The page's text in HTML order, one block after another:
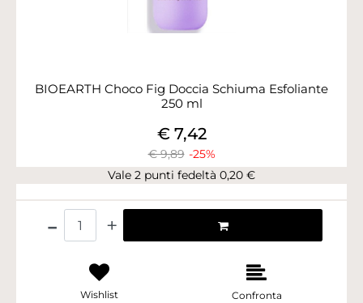
BIOEARTH Choco Fig Doccia Schiuma Esfoliante
250 ml
€ 9,89 -25%
€ 7,42
Vale 2 punti fedeltà 0,20 €
Wishlist Confronta